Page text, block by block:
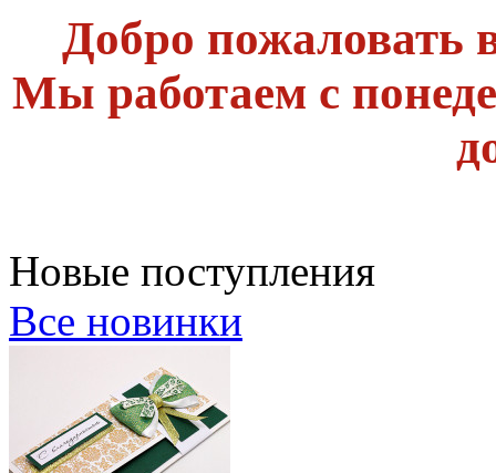
Добро пожаловать
Мы работаем с
Новые поступления
Все новинки